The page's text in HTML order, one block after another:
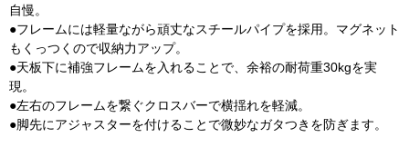
自慢。
●フレームには軽量ながら頑丈なスチールパイプを採用。マグネット
もくっつくので収納力アップ。
●天板下に補強フレームを入れることで、余裕の耐荷重30kgを実
現。
●左右のフレームを繋ぐクロスバーで横揺れを軽減。
●脚先にアジャスターを付けることで微妙なガタつきを防ぎます。